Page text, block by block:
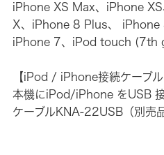
iPhone XS Max、iPhone
X、iPhone 8 Plus、 iPhone
iPhone 7、iPod touch (7th
【iPod / iPhone接続ケーブル
本機にiPod/iPhone をUSB
ケーブルKNA-22USB（別売